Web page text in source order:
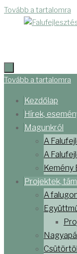
Tovább a tartalomra
Tovább a tartalomra
Kezdőlap
Hírek,
Magunkról
A
A
Kemény
Projektek,
A